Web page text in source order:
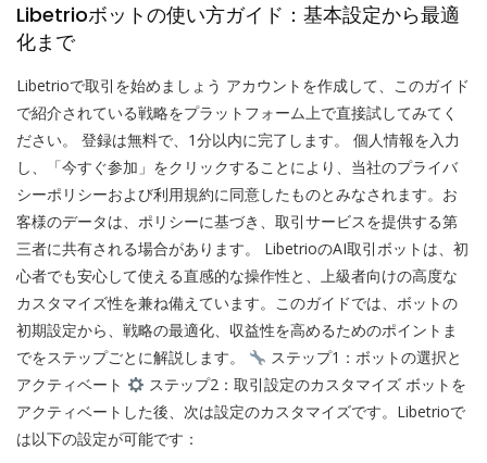
Libetrioボットの使い方ガイド：基本設定から最適
化まで
Libetrioで取引を始めましょう アカウントを作成して、このガイド
で紹介されている戦略をプラットフォーム上で直接試してみてく
ださい。 登録は無料で、1分以内に完了します。 個人情報を入力
し、「今すぐ参加」をクリックすることにより、当社のプライバ
シーポリシーおよび利用規約に同意したものとみなされます。お
客様のデータは、ポリシーに基づき、取引サービスを提供する第
三者に共有される場合があります。 LibetrioのAI取引ボットは、初
心者でも安心して使える直感的な操作性と、上級者向けの高度な
カスタマイズ性を兼ね備えています。このガイドでは、ボットの
初期設定から、戦略の最適化、収益性を高めるためのポイントま
でをステップごとに解説します。
ステップ1：ボットの選択と
アクティベート
ステップ2：取引設定のカスタマイズ ボットを
アクティベートした後、次は設定のカスタマイズです。Libetrioで
は以下の設定が可能です：